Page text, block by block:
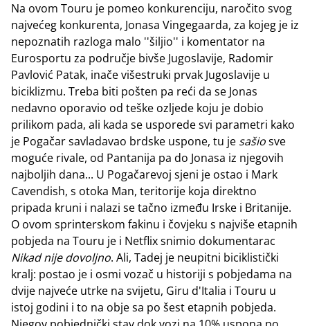
Na ovom Touru je pomeo konkurenciju, naročito svog
najvećeg konkurenta, Jonasa Vingegaarda, za kojeg je iz
nepoznatih razloga malo ''šiljio'' i komentator na
Eurosportu za područje bivše Jugoslavije, Radomir
Pavlović Patak, inače višestruki prvak Jugoslavije u
biciklizmu. Treba biti pošten pa reći da se Jonas
nedavno oporavio od teške ozljede koju je dobio
prilikom pada, ali kada se usporede svi parametri kako
je Pogačar savladavao brdske uspone, tu je sašiosve
moguće rivale, od Pantanija pa do Jonasa iz njegovih
najboljih dana... U Pogačarevoj sjeni je ostao i Mark
Cavendish, s otoka Man, teritorije koja direktno
pripada kruni i nalazi se tačno između Irske i Britanije.
O ovom sprinterskom fakinu i čovjeku s najviše etapnih
pobjeda na Touru je i Netflix snimio dokumentarac
Nikad nije dovoljno. Ali, Tadej je neupitni biciklistički
kralj: postao je i osmi vozač u historiji s pobjedama na
dvije najveće utrke na svijetu, Giru d'Italia i Touru u
istoj godini i to na obje sa po šest etapnih pobjeda.